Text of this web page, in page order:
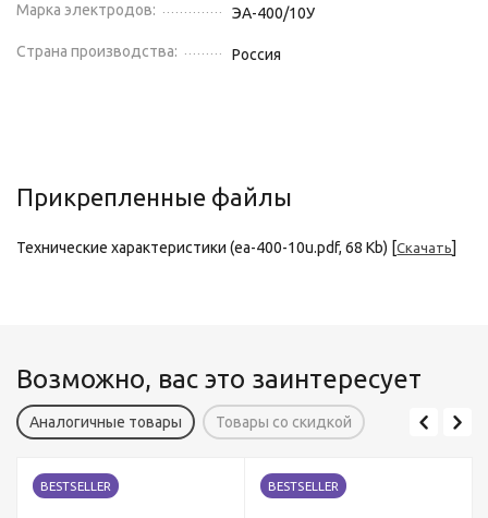
Марка электродов: ЭА-400/10У
Страна производства: Россия
Прикрепленные файлы
Технические характеристики (ea-400-10u.pdf, 68 Kb) [Скачать]
Возможно, вас это заинтересует
Аналогичные товары Товары со скидкой
BESTSELLER BESTSELLER